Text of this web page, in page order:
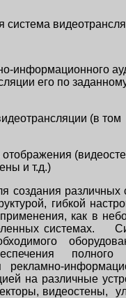
информационного
его по
(в том
и т.д.)
различных
гибкой
как в
системах.
полного
на различные
видеостены,